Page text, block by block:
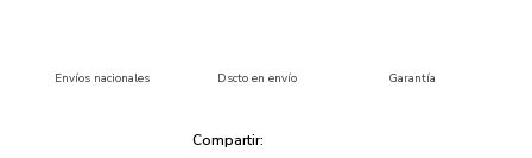
Envíos nacionales Dscto en envío Garantía